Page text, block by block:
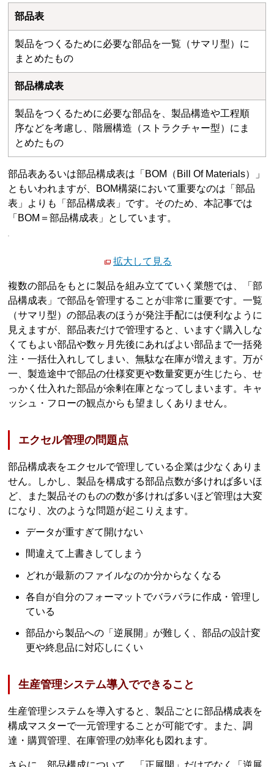
部品表
製品をつくるために必要な部品を一覧（サマリ型）に
まとめたもの
部品構成表
製品をつくるために必要な部品を、製品構造や工程順
序などを考慮し、階層構造（ストラクチャー型）にま
とめたもの
部品表あるいは部品構成表は「BOM（Bill Of Materials）」
ともいわれますが、BOM構築において重要なのは「部品
表」よりも「部品構成表」です。そのため、本記事では
「BOM＝部品構成表」としています。
拡大して見る
複数の部品をもとに製品を組み立てていく業態では、「部
品構成表」で部品を管理することが非常に重要です。一覧
（サマリ型）の部品表のほうが発注手配には便利なように
見えますが、部品表だけで管理すると、いますぐ購入しな
くてもよい部品や数ヶ月先後にあればよい部品まで一括発
注・一括仕入れしてしまい、無駄な在庫が増えます。万が
一、製造途中で部品の仕様変更や数量変更が生じたら、せ
っかく仕入れた部品が余剰在庫となってしまいます。キャ
ッシュ・フローの観点からも望ましくありません。
エクセル管理の問題点
部品構成表をエクセルで管理している企業は少なくありま
せん。しかし、製品を構成する部品点数が多ければ多いほ
ど、また製品そのものの数が多ければ多いほど管理は大変
になり、次のような問題が起こりえます。
データが重すぎて開けない
間違えて上書きしてしまう
どれが最新のファイルなのか分からなくなる
各自が自分のフォーマットでバラバラに作成・管理し
ている
部品から製品への「逆展開」が難しく、部品の設計変
更や終息品に対応しにくい
生産管理システム導入でできること
生産管理システムを導入すると、製品ごとに部品構成表を
構成マスターで一元管理することが可能です。また、調
達・購買管理、在庫管理の効率化も図れます。